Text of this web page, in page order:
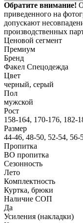
Обратите внимание!
приведенного на
допускают
производственных
Ценовой сегмент
Премиум
Бренд
Факел Спецодежда
Цвет
черный, серый
Пол
мужской
Рост
158-164, 170-176, 182-
Размер
44-46, 48-50, 52-54, 56-
Пропитка
ВО пропитка
Сезонность
Лето
Комплектность
Куртка, брюки
Наличие СОП
Да
Усиления (накладки)